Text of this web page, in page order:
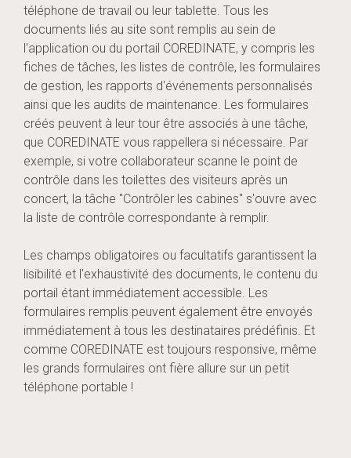
téléphone de travail ou leur tablette. Tous les
documents liés au site sont remplis au sein de
l'application ou du portail COREDINATE, y compris les
fiches de tâches, les listes de contrôle, les formulaires
de gestion, les rapports d'événements personnalisés
ainsi que les audits de maintenance. Les formulaires
créés peuvent à leur tour être associés à une tâche,
que COREDINATE vous rappellera si nécessaire. Par
exemple, si votre collaborateur scanne le point de
contrôle dans les toilettes des visiteurs après un
concert, la tâche "Contrôler les cabines" s'ouvre avec
la liste de contrôle correspondante à remplir.
Les champs obligatoires ou facultatifs garantissent la
lisibilité et l'exhaustivité des documents, le contenu du
portail étant immédiatement accessible. Les
formulaires remplis peuvent également être envoyés
immédiatement à tous les destinataires prédéfinis. Et
comme COREDINATE est toujours responsive, même
les grands formulaires ont fière allure sur un petit
téléphone portable !